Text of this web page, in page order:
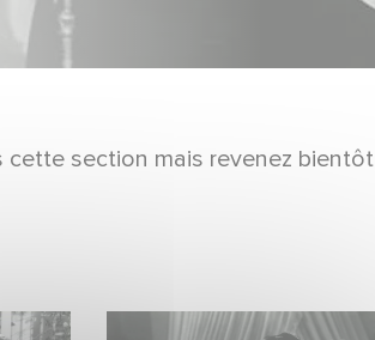
section mais revenez bientôt